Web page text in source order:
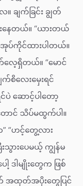
ချက်ခြင်း ချွတ်
နေတယ်။ “ယားတယ်
ပ်ကိုင်ထားပါတယ်။
လေ့ရှိတယ်။ “မောင်
စိလေးမှေးရင်
ပဲ ဆောင့်ပါတော့
င် သိပ်မထွက်ပါ။
ာ” “ဟင့်တွေ့လား
းသွားပေမယ့် ကျွန်မ
ဒါမျိုးတွေက ဖြစ်
အထုတ်အပိုးတွေပြင်